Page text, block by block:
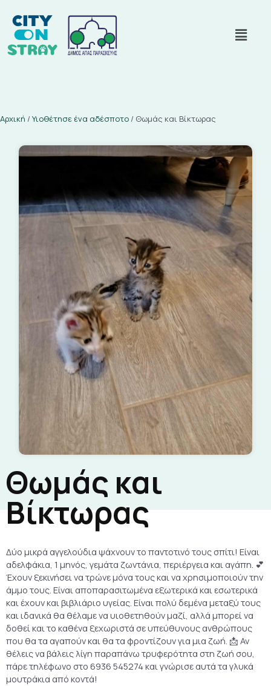
Αρχική / Υιοθέτησε ένα αδέσποτο / Θωμάς και Βίκτωρας
Θωμάς και
Βίκτωρας
Δύο μικρά αγγελούδια ψάχνουν το παντοτινό τους σπίτι! Είναι
αδελφάκια, 1 μηνός, γεμάτα ζωντάνια, περιέργεια και αγάπη. 💕
Έχουν ξεκινήσει να τρώνε μόνα τους και να χρησιμοποιούν την
άμμο τους. Είναι αποπαρασιτωμένα εξωτερικά και εσωτερικά
και έχουν και βιβλιάριο υγείας. Είναι πολύ δεμένα μεταξύ τους
και ιδανικά θα θέλαμε να υιοθετηθούν μαζί, αλλά μπορεί να
δοθεί και το καθένα ξεχωριστά σε υπεύθυνους ανθρώπους
που θα τα αγαπούν και θα τα φροντίζουν για μια ζωή. 📩 Αν
θέλεις να βάλεις λίγη παραπάνω τρυφερότητα στη ζωή σου,
πάρε τηλέφωνο στο 6936 545274 και γνώρισε αυτά τα γλυκά
μουτράκια από κοντά!